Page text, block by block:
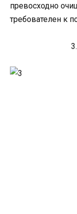
превосходно
требователен к